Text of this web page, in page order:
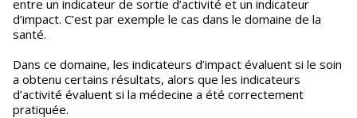
entre un indicateur de sortie d’activité et un indicateur
d’impact. C’est par exemple le cas dans le domaine de la
santé.
Dans ce domaine, les indicateurs d’impact évaluent si le soin
a obtenu certains résultats, alors que les indicateurs
d’activité évaluent si la médecine a été correctement
pratiquée.